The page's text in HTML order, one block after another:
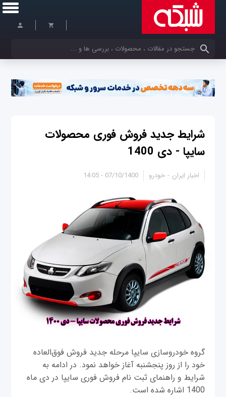
کلمات کلیدی خود را وارد کنید
شرایط جدید فروش فوری محصولات
سایپا - دی 1400
07/10/1400 - 14:05 اخبار ایران خودرو
گروه خودروسازی سایپا مرحله جدید فروش فوق‌العاده
خود را از روز پنجشنبه آغاز خواهد نمود. در ادامه به
شرايط و راهنمای ثبت نام فروش فوری سایپا در دی ماه
1400 اشاره شده است.